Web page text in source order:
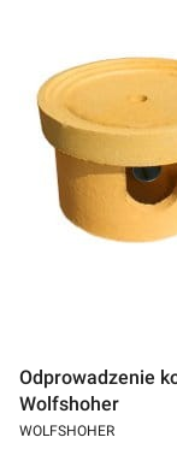
Odprowadzenie
Wolfshoher
WOLFSHOHER